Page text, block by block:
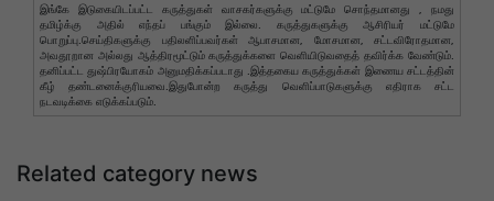
இங்கே இடுகையிடப்பட்ட கருத்துகள் வாசகர்களுக்கு மட்டுமே சொந்தமானது , நமது
தமிழ்க்கு அதில் எந்தப் பங்கும் இல்லை. கருத்துகளுக்கு ஆசிரியர் மட்டுமே
பொறுப்பு.செய்திகளுக்கு பதிலளிப்பவர்கள் ஆபாசமான, மோசமான, சட்டவிரோதமான,
அவதூறான அல்லது ஆத்திரமூட்டும் கருத்துக்களை வெளியிடுவதைத் தவிர்க்க வேண்டும்.
தனிப்பட்ட துஷ்பிரயோகம் அனுமதிக்கப்படாது .இத்தகைய கருத்துக்கள் இணைய சட்டத்தின்
கீழ் தண்டனைக்குரியவை.இதுபோன்ற கருத்து வெளிப்பாடுகளுக்கு எதிராக சட்ட
நடவடிக்கை எடுக்கப்படும்.
Related category news